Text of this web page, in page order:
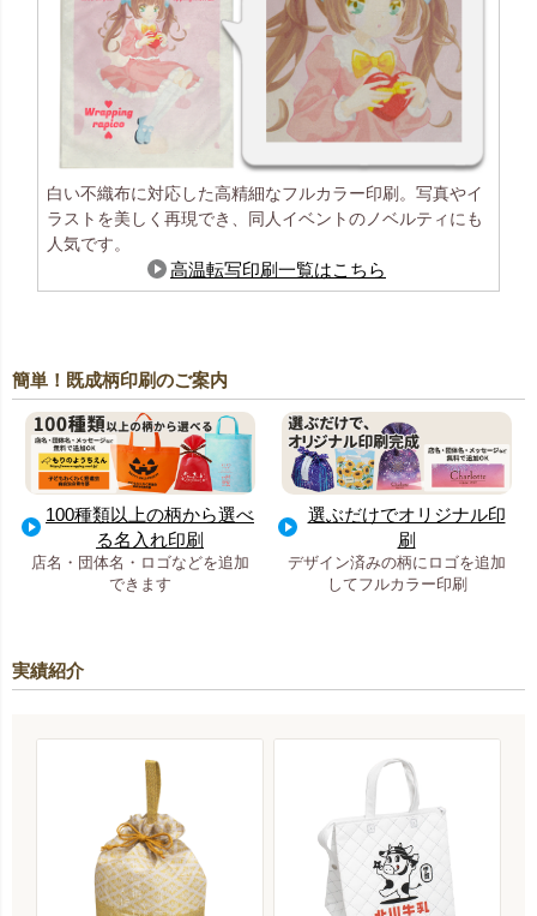
白い不織布に対応した高精細なフルカラー印刷。写真やイ
ラストを美しく再現でき、同人イベントのノベルティにも
人気です。
高温転写印刷一覧はこちら
簡単！既成柄印刷のご案内
100種類以上の柄から選べ
る名入れ印刷
店名・団体名・ロゴなどを追加
できます
選ぶだけでオリジナル印
刷
デザイン済みの柄にロゴを追加
してフルカラー印刷
実績紹介